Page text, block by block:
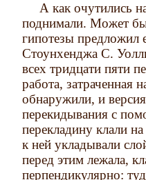
А как очутились
поднимали. Может
гипотезы предложил
Стоунхенджа С.
всех тридцати пяти
работа, затраченная
обнаружили, и
перекидывания с
перекладину клали
к ней укладывали
перед этим лежала,
перпендикулярно: